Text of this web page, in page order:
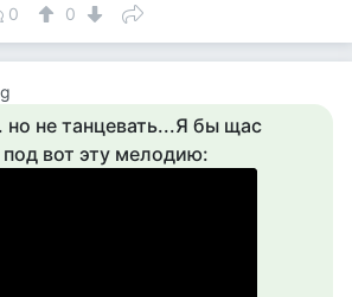
0 0
но не танцевать...Я бы щас
вот эту мелодию: